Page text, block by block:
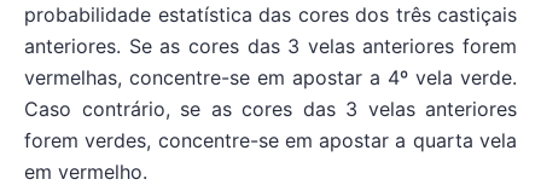
probabilidade estatística das cores dos três castiçais
anteriores. Se as cores das 3 velas anteriores forem
vermelhas, concentre-se em apostar a 4º vela verde.
Caso contrário, se as cores das 3 velas anteriores
forem verdes, concentre-se em apostar a quarta vela
em vermelho.